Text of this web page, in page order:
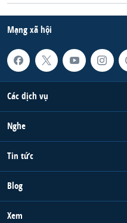
Mạng xã hội
Các dịch vụ
Nghe
Tin tức
Blog
Xem